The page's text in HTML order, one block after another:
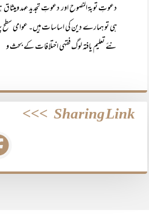
دعوتِ توبۃ النصوح اور دعوتِ تجدید عہد
ہی تو ہمارے دین کی اساسات ہیں۔ عوامی سطح
نئے تعلیم یافتہ لوگ فقہی اختلافات کے بحث و
Sharing Link
>>>